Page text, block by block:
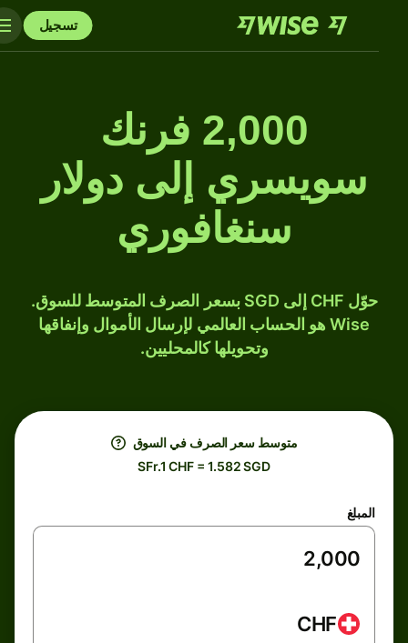
تسجيل
2,000 فرنك
سويسري إلى دولار
سنغافوري
حوّل CHF إلى SGD بسعر الصرف المتوسط للسوق.
Wise هو الحساب العالمي لإرسال الأموال وإنفاقها
وتحويلها كالمحليين.
متوسط ​​سعر الصرف في السوق
SFr.1 CHF = 1.582 SGD
المبلغ
CHF